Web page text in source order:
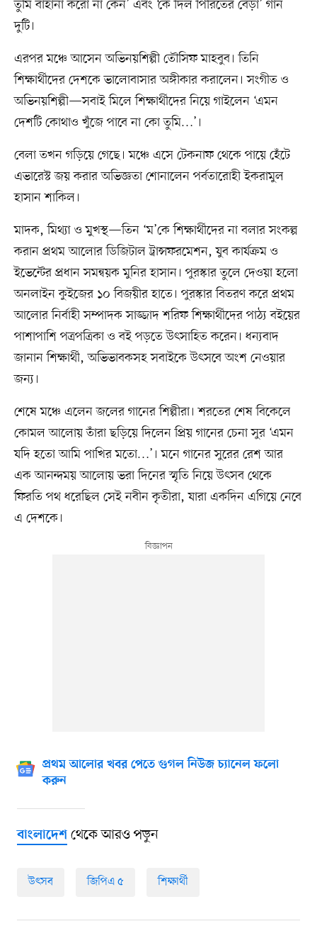
তুমি বাহানা করো না কেন’ এবং ‘কে দিল পিরিতের বেড়া’ গান
দুটি।
এরপর মঞ্চে আসেন অভিনয়শিল্পী তৌসিফ মাহবুব। তিনি
শিক্ষার্থীদের দেশকে ভালোবাসার অঙ্গীকার করালেন। সংগীত ও
অভিনয়শিল্পী—সবাই মিলে শিক্ষার্থীদের নিয়ে গাইলেন ‘এমন
দেশটি কোথাও খুঁজে পাবে না কো তুমি…’।
বেলা তখন গড়িয়ে গেছে। মঞ্চে এসে টেকনাফ থেকে পায়ে হেঁটে
এভারেস্ট জয় করার অভিজ্ঞতা শোনালেন পর্বতারোহী ইকরামুল
হাসান শাকিল।
মাদক, মিথ্যা ও মুখস্থ—তিন ‘ম’কে শিক্ষার্থীদের না বলার সংকল্প
করান প্রথম আলোর ডিজিটাল ট্রান্সফরমেশন, যুব কার্যক্রম ও
ইভেন্টের প্রধান সমন্বয়ক মুনির হাসান। পুরস্কার তুলে দেওয়া হলো
অনলাইন কুইজের ১০ বিজয়ীর হাতে। পুরস্কার বিতরণ করে প্রথম
আলোর নির্বাহী সম্পাদক সাজ্জাদ শরিফ শিক্ষার্থীদের পাঠ্য বইয়ের
পাশাপাশি পত্রপত্রিকা ও বই পড়তে উৎসাহিত করেন। ধন্যবাদ
জানান শিক্ষার্থী, অভিভাবকসহ সবাইকে উৎসবে অংশ নেওয়ার
জন্য।
শেষে মঞ্চে এলেন জলের গানের শিল্পীরা। শরতের শেষ বিকেলে
কোমল আলোয় তাঁরা ছড়িয়ে দিলেন প্রিয় গানের চেনা সুর ‘এমন
যদি হতো আমি পাখির মতো…’। মনে গানের সুরের রেশ আর
এক আনন্দময় আলোয় ভরা দিনের স্মৃতি নিয়ে উৎসব থেকে
ফিরতি পথ ধরেছিল সেই নবীন কৃতীরা, যারা একদিন এগিয়ে নেবে
এ দেশকে।
প্রথম আলোর খবর পেতে গুগল নিউজ চ্যানেল ফলো
করুন
বাংলাদেশথেকে আরও পড়ুন
উৎসব জিপিএ ৫ শিক্ষার্থী